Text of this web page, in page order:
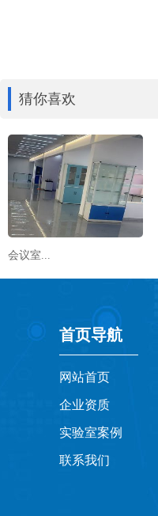
猜你喜欢
会议室...
首页导航
网站首页
企业资质
实验室案例
联系我们